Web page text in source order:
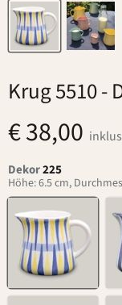
Krug 5510-
€ 38,00
Dekor225
Höhe: 6.5 cm,